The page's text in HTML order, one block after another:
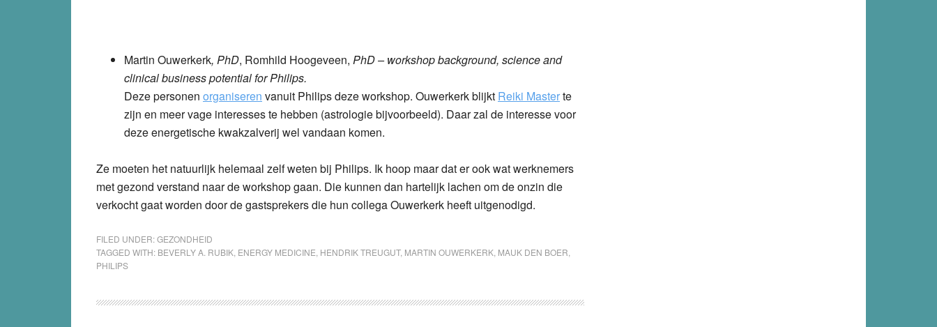
Martin Ouwerkerk, PhD, Romhild Hoogeveen, PhD – workshop background, science and
clinical business potential for Philips.
Deze personen organiseren vanuit Philips deze workshop. Ouwerkerk blijkt Reiki Masterte
zijn en meer vage interesses te hebben (astrologie bijvoorbeeld). Daar zal de interesse voor
deze energetische kwakzalverij wel vandaan komen.
Ze moeten het natuurlijk helemaal zelf weten bij Philips. Ik hoop maar dat er ook wat werknemers
met gezond verstand naar de workshop gaan. Die kunnen dan hartelijk lachen om de onzin die
verkocht gaat worden door de gastsprekers die hun collega Ouwerkerk heeft uitgenodigd.
FILED UNDER:GEZONDHEID
TAGGED WITH: BEVERLY A. RUBIK ENERGY MEDICINE HENDRIK TREUGUT, MARTIN OUWERKERK MAUK DEN BOER
PHILIPS